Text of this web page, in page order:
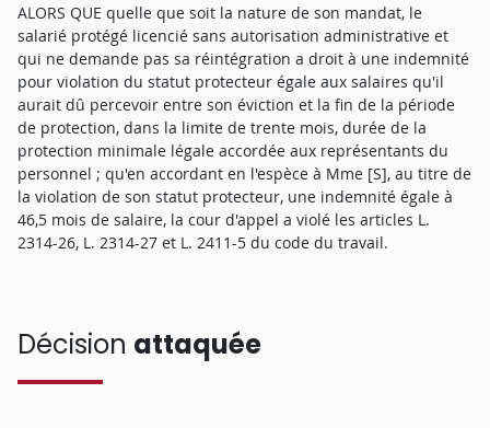
ALORS QUE quelle que soit la nature de son mandat, le
salarié protégé licencié sans autorisation administrative et
qui ne demande pas sa réintégration a droit à une indemnité
pour violation du statut protecteur égale aux salaires qu'il
aurait dû percevoir entre son éviction et la fin de la période
de protection, dans la limite de trente mois, durée de la
protection minimale légale accordée aux représentants du
personnel ; qu'en accordant en l'espèce à Mme [S], au titre de
la violation de son statut protecteur, une indemnité égale à
46,5 mois de salaire, la cour d'appel a violé les articles L.
2314-26, L. 2314-27 et L. 2411-5 du code du travail.
Décision attaquée